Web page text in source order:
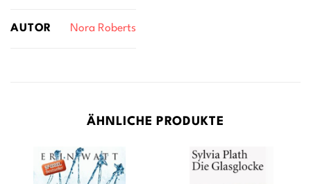
AUTOR Nora Roberts
ÄHNLICHE PRODUKTE